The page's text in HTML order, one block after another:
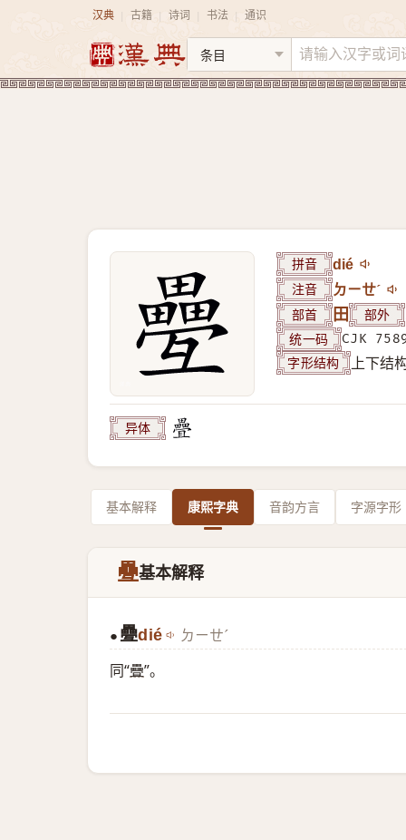
汉典 古籍 诗词 书法 通识
拼音 dié
注音 ㄉㄧㄝˊ
部首 田 部外
统一码 CJK
字形结构 上下结
异体
基本解释 康熙字典 音韵方言 字源字形
疉基本解释
● 疉dié ㄉㄧㄝˊ
同“疊”。